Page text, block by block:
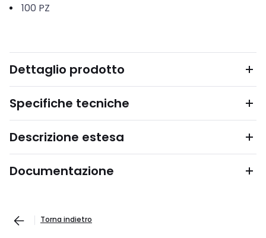
100 PZ
Dettaglio prodotto
Specifiche tecniche
Descrizione estesa
Documentazione
Torna indietro